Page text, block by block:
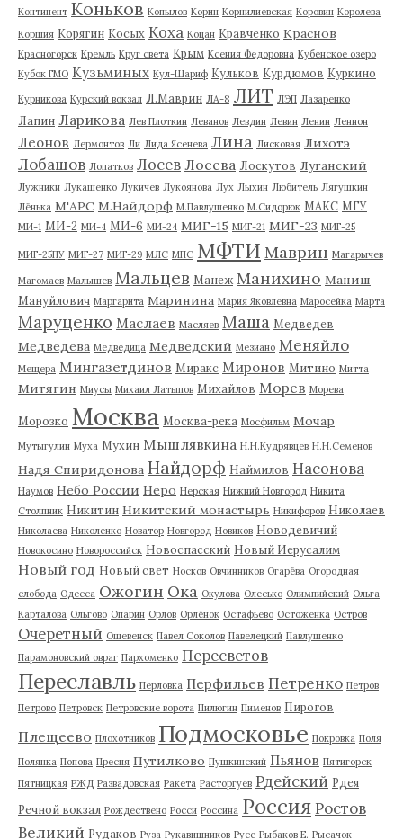
Континент Коньков Копылов Корин Корнилиевская Коровин Королева
Коршия Корягин Косых Коха Коцан Кравченко Краснов
Красногорск Кремль Круг света Крым Ксения Федоровна Кубенское озеро
Кубок ГМО Кузьминых Кул-Шариф Кульков Курдюмов Куркино
Курникова Курский вокзал Л.Маврин ЛА-8 ЛИТ ЛЭП Лазаренко
Лапин Ларикова Лев Плоткин Леванов Левдин Левин Ленин Леннон
Леонов Лермонтов Ли Лида Ясенева Лина Лисковая Лихотэ
Лобашов Лопатков Лосев Лосева Лоскутов Луганский
Лужники Лукашенко Лукичев Лукоянова Лух Лыхин Любитель Лягушкин
Лёнька М'АРС М.Найдорф М.Павлушенко М.Сидорюк МАКС МГУ
МИ-1 МИ-2 МИ-4 МИ-6 МИ-24 МИГ-15 МИГ-21 МИГ-23 МИГ-25
МИГ-25ПУ МИГ-27 МИГ-29 МЛС МПС МФТИ Маврин Магарычев
Магомаев Малышев Мальцев Манеж Манихино Маниш
Мануйлович Маргарита Маринина Мария Яковлевна Маросейка Марта
Маруценко Маслаев Масляев Маша Медведев
Медведева Медведица Медведский Мезиано Меняйло
Мещера Мингазетдинов Миракс Миронов Митино Митта
Митягин Миусы Михаил Латыпов Михайлов Морев Морева
Морозко Москва Москва-река Мосфильм Мочар
Мутыгулин Муха Мухин Мышлявкина Н.Н.Кудрявцев Н.Н.Семенов
Надя Спиридонова Найдорф Наймилов Насонова
Наумов Небо России Неро Нерская Нижний Новгород Никита
Столпник Никитин Никитский монастырь Никифоров Николаев
Николаева Николенко Новатор Новгород Новиков Новодевичий
Новокосино Новороссийск Новоспасский Новый Иерусалим
Новый год Новый свет Носков Овчинников Огарёва Огородная
слобода Одесса Ожогин Ока Окулова Олесько Олимпийский Ольга
Карталова Ольгово Опарин Орлов Орлёнок Остафьево Остоженка Остров
Очеретный Ошевенск Павел Соколов Павелецкий Павлушенко
Парамоновский овраг Пархоменко Пересветов
Переславль Перловка Перфильев Петренко Петров
Петрово Петровск Петровские ворота Пилюгин Пименов Пирогов
Плещеево Плохотников Подмосковье Покровка Поля
Полянка Попова Пресня Путилково Пушкинский Пьянов Пятигорск
Пятницкая РЖД Развадовская Ракета Расторгуев Рдейский Рдея
Речной вокзал Рождествено Росси Россина Россия Ростов
Великий Рудаков Руза Рукавишников Русе Рыбаков Е. Рысачок